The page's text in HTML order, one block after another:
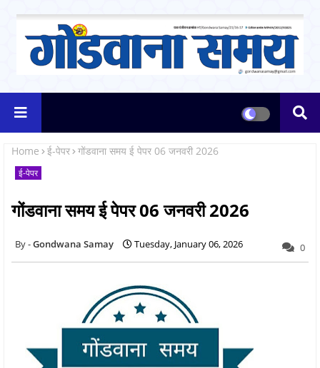
Home ई-पेपर गोंडवाना समय ई पेपर 06 जनवरी 2026
ई-पेपर
गोंडवाना समय ई पेपर 06 जनवरी 2026
Gondwana Samay Tuesday, January 06, 2026 0